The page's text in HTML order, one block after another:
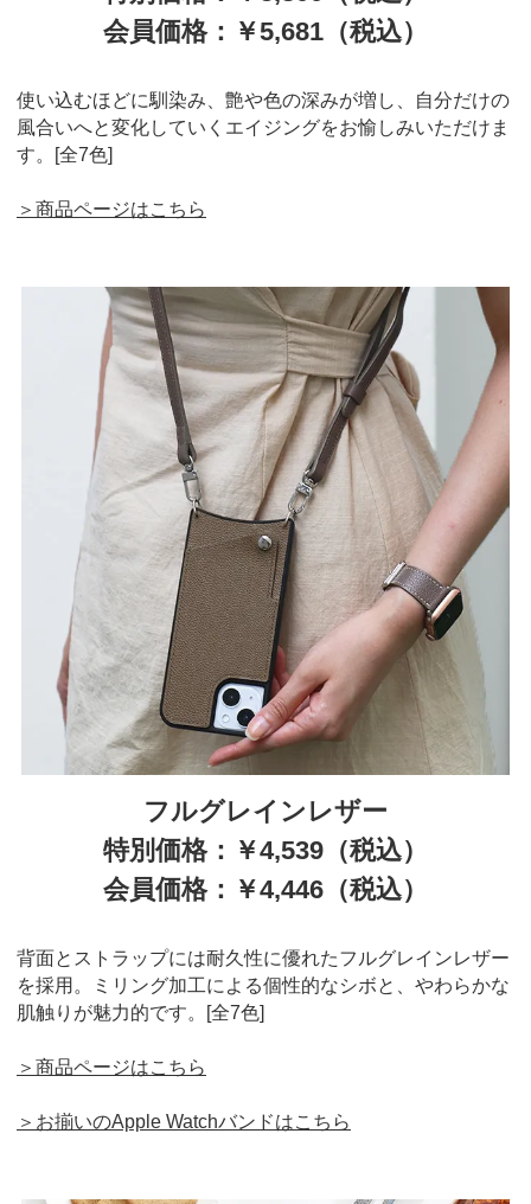
会員価格：￥5,681（税込）
使い込むほどに馴染み、艶や色の深みが増し、自分だけの
風合いへと変化していくエイジングをお愉しみいただけま
す。[全7色]
＞商品ページはこちら
フルグレインレザー
特別価格：￥4,539（税込）
会員価格：￥4,446（税込）
背面とストラップには耐久性に優れたフルグレインレザー
を採用。ミリング加工による個性的なシボと、やわらかな
肌触りが魅力的です。[全7色]
＞商品ページはこちら
＞お揃いのApple Watchバンドはこちら